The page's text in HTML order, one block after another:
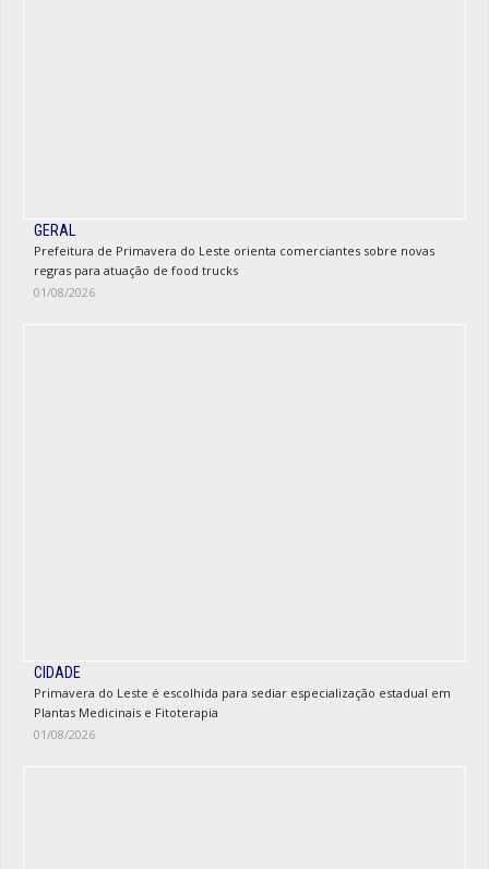
GERAL
Prefeitura de Primavera do Leste orienta comerciantes sobre novas
regras para atuação de food trucks
01/08/2026
CIDADE
Primavera do Leste é escolhida para sediar especialização estadual em
Plantas Medicinais e Fitoterapia
01/08/2026